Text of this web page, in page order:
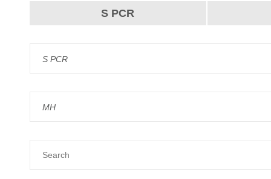
S PCR
S PCR
MH